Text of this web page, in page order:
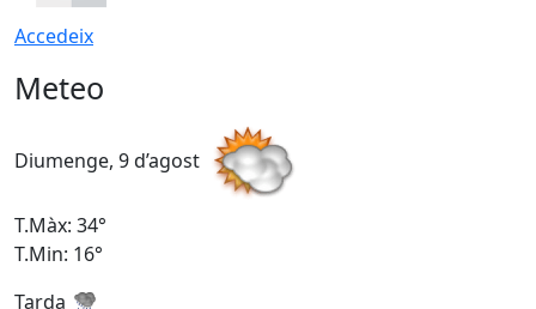
Accedeix
Meteo
Diumenge, 9 d’agost
T.Màx: 34°
T.Min: 16°
Tarda